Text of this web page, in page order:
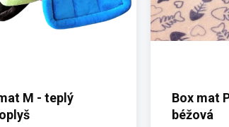
M - teplý
Box mat
béžová